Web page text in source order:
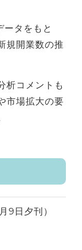
タをもと
規開業数の推
析コメントも
市場拡大の要
9日夕刊）